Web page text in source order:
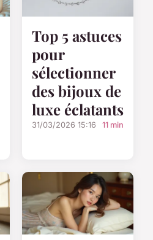
Top 5 astuces
pour
sélectionner
des bijoux de
luxe éclatants
31/03/2026 15:16 11 min